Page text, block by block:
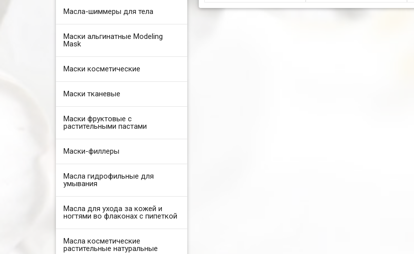
Масла-шиммеры для тела
Маски альгинатные Modeling
Mask
Маски косметические
Маски тканевые
Маски фруктовые с
растительными пастами
Маски-филлеры
Масла гидрофильные для
умывания
Масла для ухода за кожей и
ногтями во флаконах с пипеткой
Масла косметические
растительные натуральные